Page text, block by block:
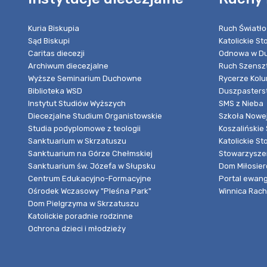
Kuria Biskupia
Sąd Biskupi
Caritas diecezji
Archiwum diecezjalne
Wyższe Seminarium Duchowne
Biblioteka WSD
Instytut Studiów Wyższych
Diecezjalne Studium Organistowskie
Studia podyplomowe z teologii
Sanktuarium w Skrzatuszu
Sanktuarium na Górze Chełmskiej
Sanktuarium św. Józefa w Słupsku
Centrum Edukacyjno-Formacyjne
Ośrodek Wczasowy "Pleśna Park"
Dom Pielgrzyma w Skrzatuszu
Katolickie poradnie rodzinne
Ochrona dzieci i młodzieży
Ruch
Katolickie
Odnowa w
Ruch
Rycerze
SMS z Nieba
Szkoła
Koszalińskie
Katolickie
Dom
Portal
Winnica